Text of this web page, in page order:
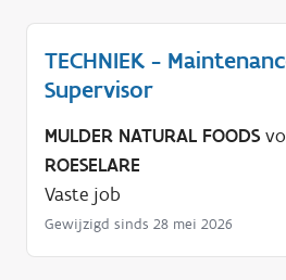
TECHNIEK -
Supervisor
MULDER NATURAL FOODS
ROESELARE
Vaste job
Gewijzigd sinds 28 mei 2026